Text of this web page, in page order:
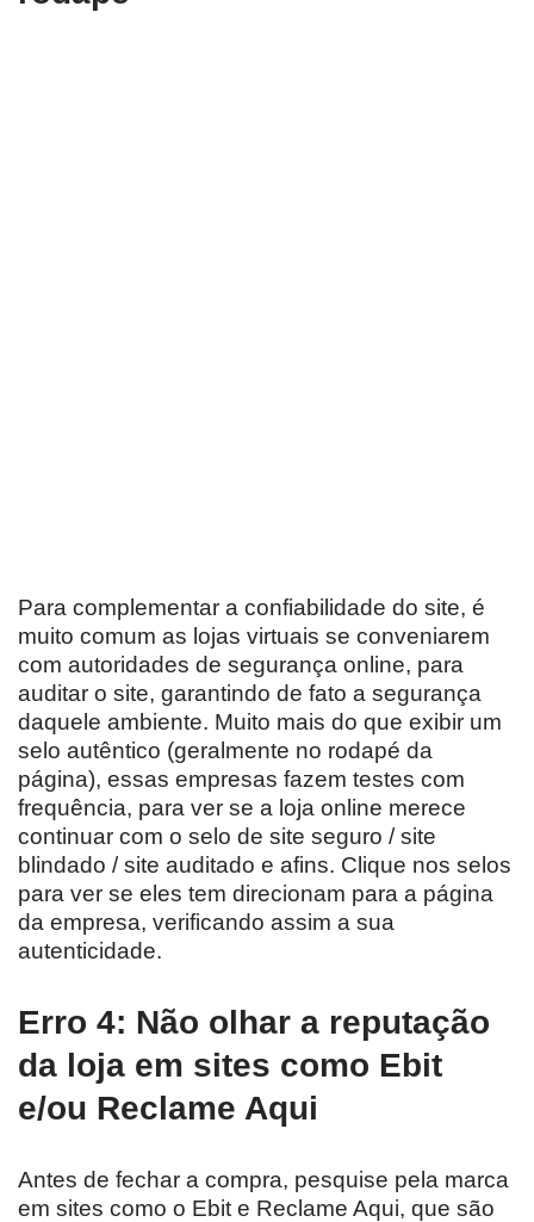
Para complementar a confiabilidade do site, é
muito comum as lojas virtuais se conveniarem
com autoridades de segurança online, para
auditar o site, garantindo de fato a segurança
daquele ambiente. Muito mais do que exibir um
selo autêntico (geralmente no rodapé da
página), essas empresas fazem testes com
frequência, para ver se a loja online merece
continuar com o selo de site seguro / site
blindado / site auditado e afins. Clique nos selos
para ver se eles tem direcionam para a página
da empresa, verificando assim a sua
autenticidade.
Erro 4: Não olhar a reputação
da loja em sites como Ebit
e/ou Reclame Aqui
Antes de fechar a compra, pesquise pela marca
em sites como o Ebit e Reclame Aqui, que são